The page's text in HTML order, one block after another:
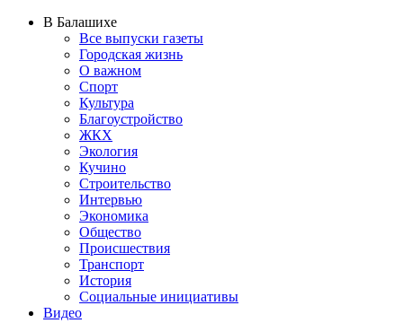
В Балашихе
Все выпуски газеты
Городская жизнь
О важном
Спорт
Культура
Благоустройство
ЖКХ
Экология
Кучино
Строительство
Интервью
Экономика
Общество
Происшествия
Транспорт
История
Социальные инициативы
Видео